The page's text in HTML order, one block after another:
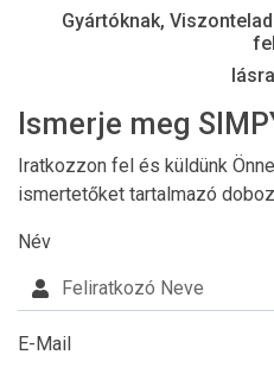
Gyártóknak,
Ismerje meg
Iratkozzon fel és küldünk
ismertetőket tartalmazó
Név
E-Mail